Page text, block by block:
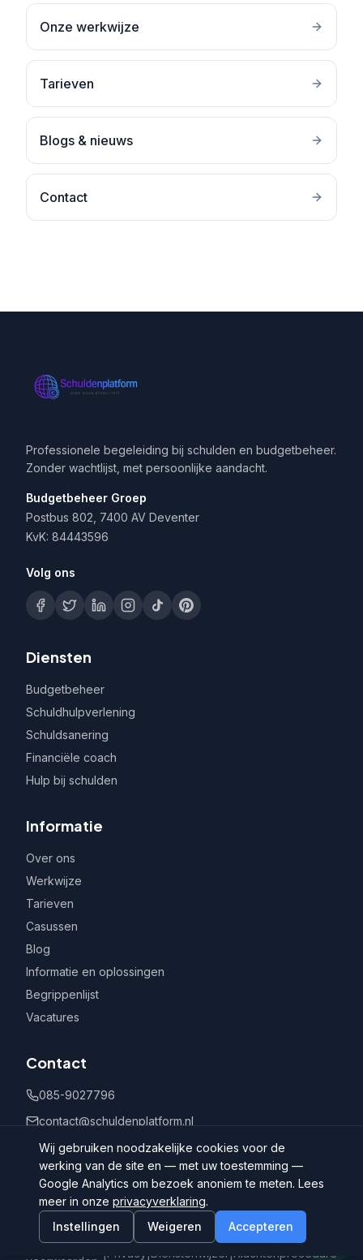
Onze werkwijze
Tarieven
Blogs & nieuws
Contact
Professionele begeleiding bij schulden en budgetbeheer.
Zonder wachtlijst, met persoonlijke aandacht.
Budgetbeheer Groep
Postbus 802, 7400 AV Deventer
KvK: 84443596
Volg ons
Diensten
Budgetbeheer
Schuldhulpverlening
Schuldsanering
Financiële coach
Hulp bij schulden
Informatie
Over ons
Werkwijze
Tarieven
Casussen
Blog
Informatie en oplossingen
Begrippenlijst
Vacatures
Contact
085-9027796
contact@schuldenplatform.nl
Postbus 802, 7400 AV Deventer
©
Schuldenplatform.nl
Algemene
|Privacy |Dienstenwijzer |Klachtenprocedure
Wij gebruiken noodzakelijke cookies voor de
werking van de site en — met uw toestemming —
Google Analytics om bezoek anoniem te meten. Lees
meer in onze privacyverklaring.
Instellingen
Weigeren Accepteren